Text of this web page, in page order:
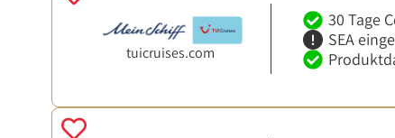
tuicruises.com
30 Tage
SEA